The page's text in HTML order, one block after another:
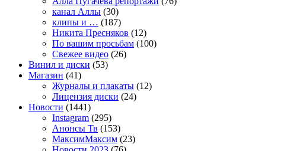
канал Аллы (30)
клипы и … (187)
Никита Пресняков (12)
По вашим просьбам (100)
Свежее видео (26)
Винил и диски (53)
Магазин (41)
Журналы и плакаты (12)
Лицензия диски (24)
Новости (1441)
Instagram (295)
Анонсы Тв (153)
МаксимМаксим (23)